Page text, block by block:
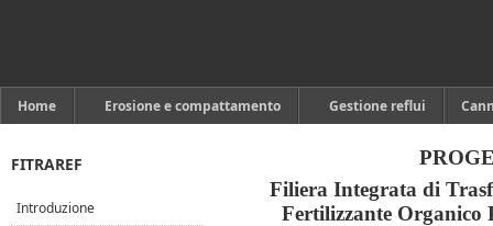
Home Erosione e compattamento Gestione reflui
Filiera Integrata di
Fertilizzante Organico
FITRAREF
Introduzione